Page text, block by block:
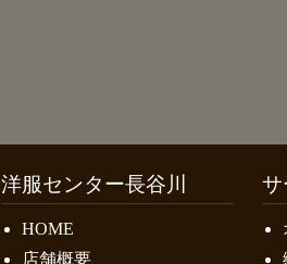
洋服センター長谷川
HOME
店舗概要
サ